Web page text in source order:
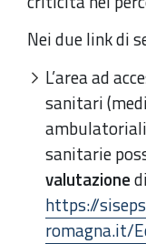
Nei due link di
L’area ad
sanitari
sanitarie
valutazione
https://
romagna.it/